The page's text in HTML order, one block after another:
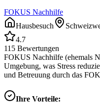
FOKUS Nachhilfe
Hausbesuch
4.7
115 Bewertungen
FOKUS Nachhilfe (ehemals
Umgebung, was Stress
und Betreuung durch das
Ihre Vorteile: